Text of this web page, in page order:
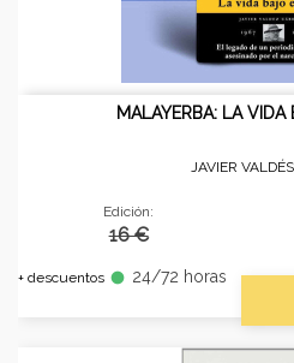
MALAYERBA: LA VIDA
JAVIER
Edición:
16 €
+ descuentos fiber_manual_record 24/72 horas